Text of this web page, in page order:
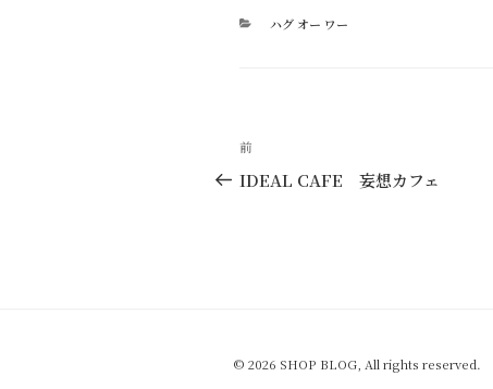
カ
ハグ オー ワー
投
稿
シ
過
去
前
IDEAL CAFE 妄想カフェ
© 2026 SHOP BLOG, All rights reserved.